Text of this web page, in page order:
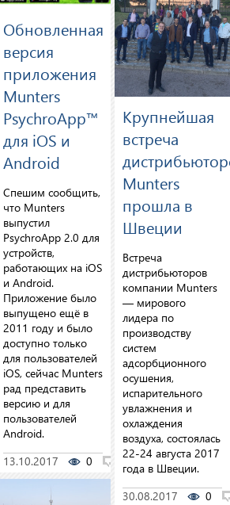
Обновленная
версия
приложения
Munters
PsychroApp™
для iOS и
Android
Спешим сообщить,
что Munters
выпустил
PsychroApp 2.0 для
устройств,
работающих на iOS
и Android.
Приложение было
выпущено ещё в
2011 году и было
доступно только
для пользователей
iOS, сейчас Munters
рад представить
версию и для
пользователей
Android.
13.10.2017
0 0
Крупнейшая
встреча
Munters
прошла в
Швеции
Встреча
дистрибьюторов
компании Munters
— мирового
лидера по
производству
систем
адсорбционного
осушения,
испарительного
увлажнения и
охлаждения
воздуха, состоялась
22-24 августа 2017
года в Швеции.
30.08.2017
0